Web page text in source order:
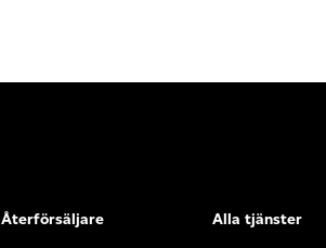
Återförsäljare Alla tjänster